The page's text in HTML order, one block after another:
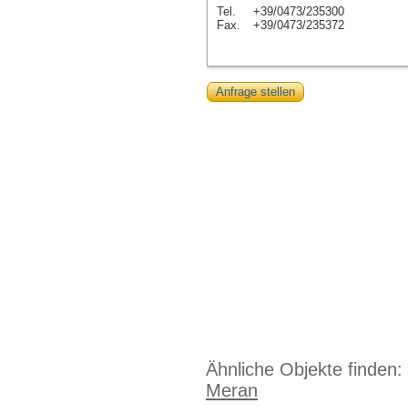
Tel.
+39/0473/235300
Fax.
+39/0473/235372
Anfrage stellen
Ähnliche Objekte finden:
Meran